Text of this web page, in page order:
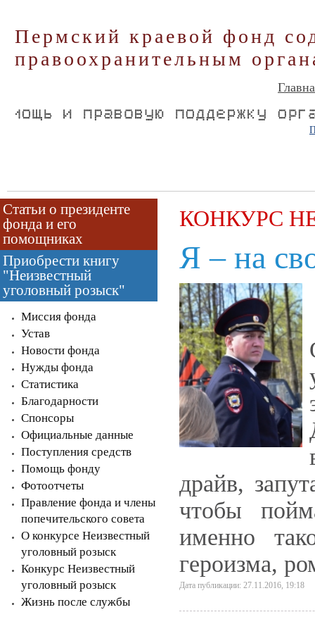
Пермский краевой фонд
правоохранительным
Статьи о президенте
фонда и его
помощниках
Приобрести книгу
"Неизвестный
уголовный розыск"
Миссия фонда
Устав
Новости фонда
Нужды фонда
Статистика
Благодарности
Спонсоры
Официальные данные
Поступления средств
Помощь фонду
Фотоотчеты
Правление фонда и члены
попечительского совета
О конкурсе Неизвестный
уголовный розыск
Конкурс Неизвестный
уголовный розыск
Жизнь после службы
КОНКУРС
Я – на
драйв,
чтобы
именно
героизма,
Дата публикации: 27.11.2016, 19:18